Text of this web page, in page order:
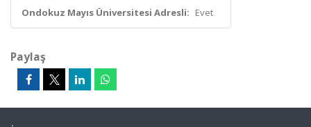
Ondokuz Mayıs Üniversitesi Adresli: Evet
Paylaş